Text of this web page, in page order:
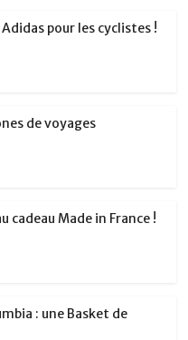
pour les cyclistes !
de voyages
cadeau Made in France !
: une Basket de